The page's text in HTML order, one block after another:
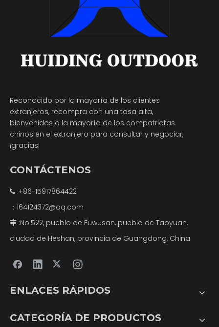
Reconocido por la mayoría de los clientes
extranjeros, recompra con una tasa alta,
bienvenidos a la mayoría de los compatriotas
chinos en el extranjero para consultar y negociar,
¡gracias!
CONTÁCTENOS
 :+86-15917864422
： 164124372@qq.com
 :No.522, pueblo de Fuwusan, pueblo de Taoyuan,
ciudad de Heshan, provincia de Guangdong, China
ENLACES RÁPIDOS
CATEGORÍA DE PRODUCTOS